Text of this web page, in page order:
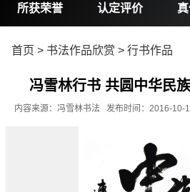
所获荣誉 认定评价
首页 > 书法作品欣赏 > 行书作品
冯雪林行书 共圆中华民
内容来源：冯雪林书法 发布时间：2016-